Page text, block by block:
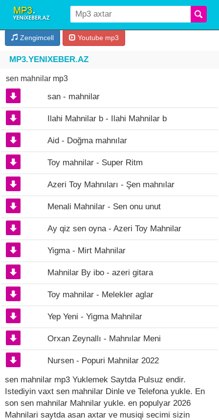
Zengimcell Youtube mp3
MP3.YENIXEBER.AZ
sen mahnilar mp3
san - mahnilar
Ilahi Mahnilar b - Ilahi Mahnilar b
Aid - Doğma mahnılar
Toy mahnilar - Super Ritm
Azeri Toy Mahnıları - Şen mahnılar
Menali Mahnilar - Sen onu unut
Ay qiz sen oyna - Azeri Toy Mahnilar
Yigma - Mirt Mahnilar
Mahnilar By ibo - azeri gitara
Toy mahnilar - Melekler aglar
Yep Yeni - Yigma Mahnilar
Orxan Zeynallı - Mahnılar Meni
Nursen - Popuri Mahnilar 2022
sen mahnilar mp3 Yuklemek Saytda Pulsuz endir.
Istediyin vaxt sen mahnilar Dinle ve Telefona yukle. En
son sen mahnilar Mahnilar yukle. en populyar 2026
Mahnilari saytda asan axtar ve musiqi secimi sizin